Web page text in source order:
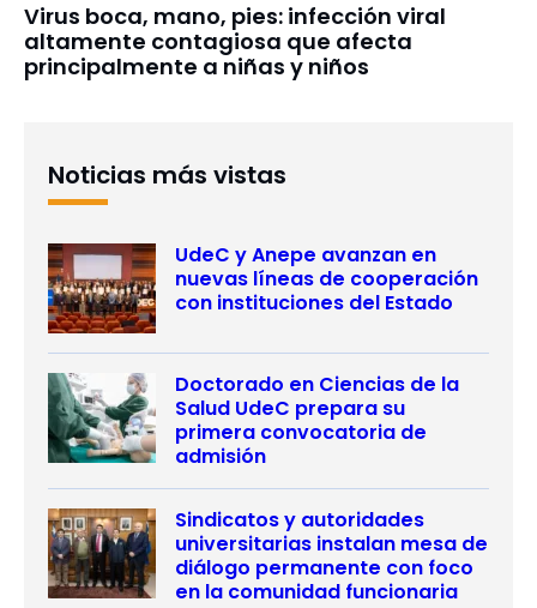
Virus boca, mano, pies: infección viral
altamente contagiosa que afecta
principalmente a niñas y niños
Noticias más vistas
UdeC y Anepe avanzan en
nuevas líneas de cooperación
con instituciones del Estado
Doctorado en Ciencias de la
Salud UdeC prepara su
primera convocatoria de
admisión
Sindicatos y autoridades
universitarias instalan mesa de
diálogo permanente con foco
en la comunidad funcionaria